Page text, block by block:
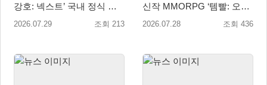
강호: 넥스트’ 국내 정식 출
시
2026.07.29 조회 213
신작 MMORPG ‘템빨: 오버
기어드’ 타이틀명 확정!
2026.07.28 조회 436